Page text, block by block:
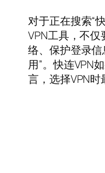
对于正在搜索“
VPN工具，不
络、保护登录
用”。快连VPN
言，选择VPN